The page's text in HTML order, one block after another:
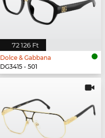
72 126 Ft
Dolce & Gabbana
DG3415 - 501